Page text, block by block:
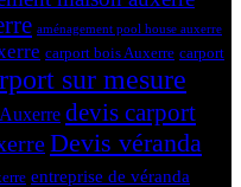
aménagement pool house auxerre
carport bois Auxerre carport
sur mesure
devis carport
Devis véranda
entreprise de véranda